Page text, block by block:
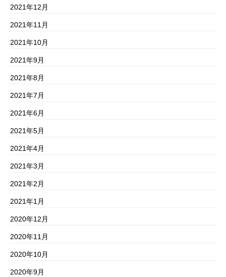
2021年12月
2021年11月
2021年10月
2021年9月
2021年8月
2021年7月
2021年6月
2021年5月
2021年4月
2021年3月
2021年2月
2021年1月
2020年12月
2020年11月
2020年10月
2020年9月